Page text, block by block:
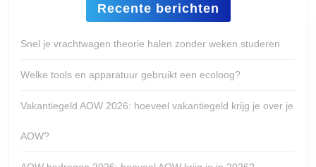
Recente berichten
Snel je vrachtwagen theorie halen zonder weken studeren
Welke tools en apparatuur gebruikt een ecoloog?
Vakantiegeld AOW 2026: hoeveel vakantiegeld krijg je over je
AOW?